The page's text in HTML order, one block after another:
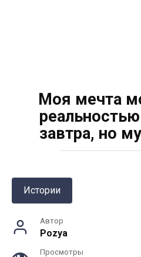
Моя мечта
завтра, но
Истории
Автор
Pozya
Просмотры